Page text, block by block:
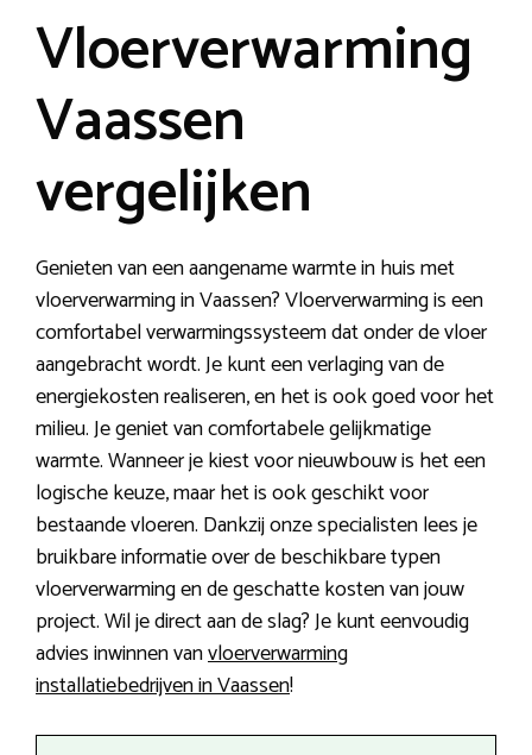
Vloerverwarming
Vaassen
vergelijken
Genieten van een aangename warmte in huis met
vloerverwarming in Vaassen? Vloerverwarming is een
comfortabel verwarmingssysteem dat onder de vloer
aangebracht wordt. Je kunt een verlaging van de
energiekosten realiseren, en het is ook goed voor het
milieu. Je geniet van comfortabele gelijkmatige
warmte. Wanneer je kiest voor nieuwbouw is het een
logische keuze, maar het is ook geschikt voor
bestaande vloeren. Dankzij onze specialisten lees je
bruikbare informatie over de beschikbare typen
vloerverwarming en de geschatte kosten van jouw
project. Wil je direct aan de slag? Je kunt eenvoudig
advies inwinnen vanvloerverwarming
installatiebedrijven in Vaassen!